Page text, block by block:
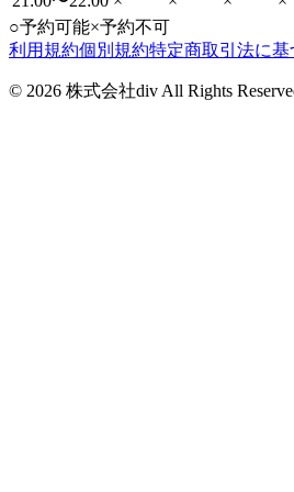
○予約可能×予約不可
利用規約個別規約特定商取引法に基
© 2026 株式会社div All Rights